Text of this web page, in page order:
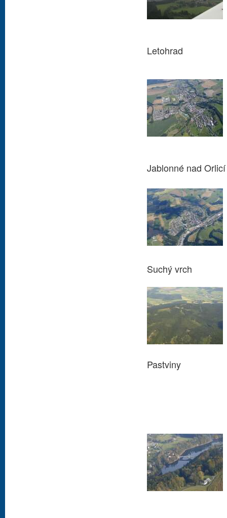
Letohrad
Jablonné nad Orlicí
Suchý vrch
Pastviny